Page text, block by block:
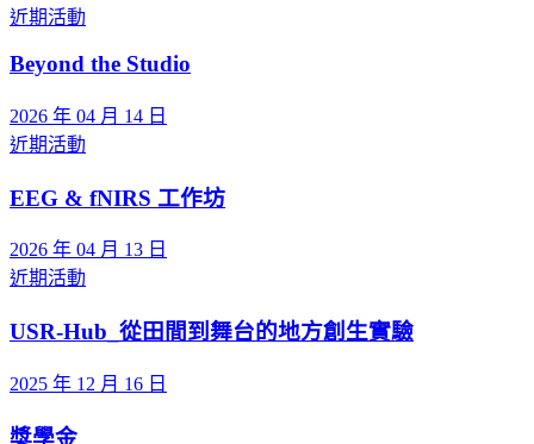
近期活動
Beyond the Studio
2026 年 04 月 14 日
近期活動
EEG & fNIRS 工作坊
2026 年 04 月 13 日
近期活動
USR-Hub_從田間到舞台的地方創生實驗
2025 年 12 月 16 日
獎學金